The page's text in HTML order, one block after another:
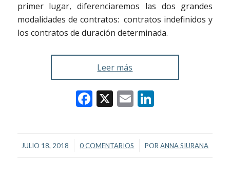
primer lugar, diferenciaremos las dos grandes
modalidades de contratos: contratos indefinidos y
los contratos de duración determinada.
Leer más
Facebook
X EmailLinkedIn
JULIO 18, 2018
/ 0 COMENTARIOS
/ PORANNA SIURANA